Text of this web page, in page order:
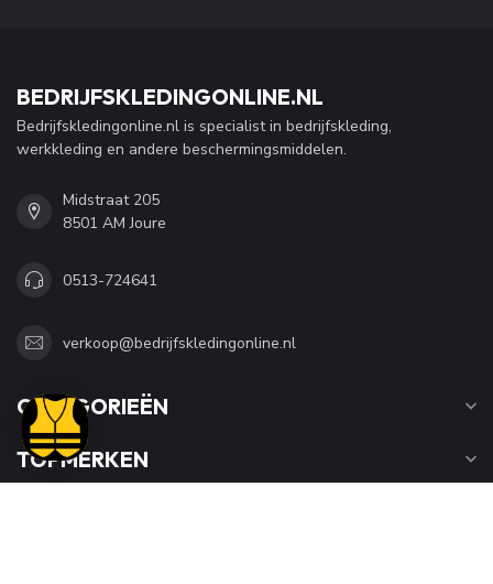
BEDRIJFSKLEDINGONLINE.NL
Bedrijfskledingonline.nl is specialist in bedrijfskleding,
werkkleding en andere beschermingsmiddelen.
Midstraat 205
8501 AM Joure
0513-724641
verkoop@bedrijfskledingonline.nl
CATEGORIEËN
TOPMERKEN